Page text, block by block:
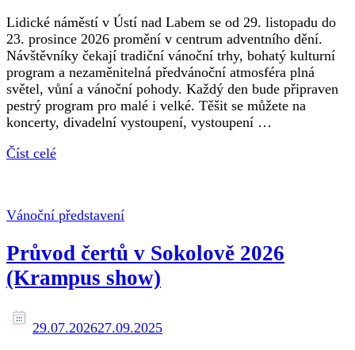
Lidické náměstí v Ústí nad Labem se od 29. listopadu do
23. prosince 2026 promění v centrum adventního dění.
Návštěvníky čekají tradiční vánoční trhy, bohatý kulturní
program a nezaměnitelná předvánoční atmosféra plná
světel, vůní a vánoční pohody. Každý den bude připraven
pestrý program pro malé i velké. Těšit se můžete na
koncerty, divadelní vystoupení, vystoupení …
Číst celé
Vánoční představení
Průvod čertů v Sokolově 2026
(Krampus show)
29.07.202627.09.2025